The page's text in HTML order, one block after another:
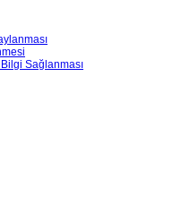
Sağlanması